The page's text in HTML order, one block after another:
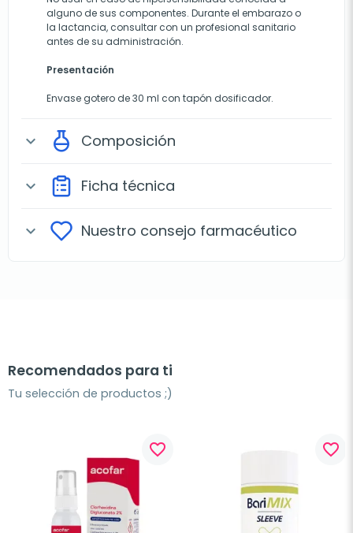
alguno de sus componentes. Durante el embarazo o
la lactancia, consultar con un profesional sanitario
antes de su administración.
Presentación
Envase gotero de 30 ml con tapón dosificador.
expand_more Composición
expand_more Ficha técnica
expand_more Nuestro consejo farmacéutico
Recomendados para ti
Tu selección de productos ;)
favorite_border favorite_border